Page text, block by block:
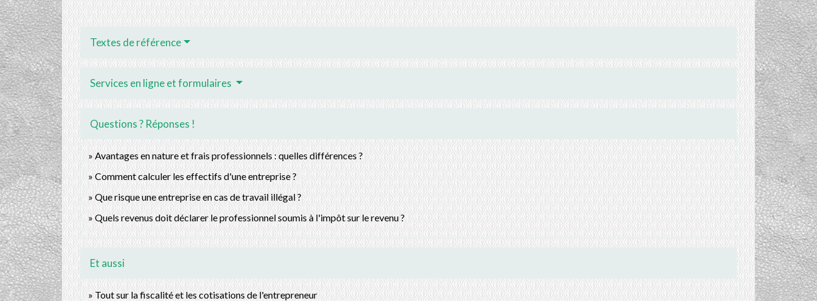
Textes de référence
Services en ligne et formulaires
Questions ? Réponses !
Avantages en nature et frais professionnels : quelles différences ?
Comment calculer les effectifs d'une entreprise ?
Que risque une entreprise en cas de travail illégal ?
Quels revenus doit déclarer le professionnel soumis à l'impôt sur le revenu ?
Et aussi
Tout sur la fiscalité et les cotisations de l'entrepreneur